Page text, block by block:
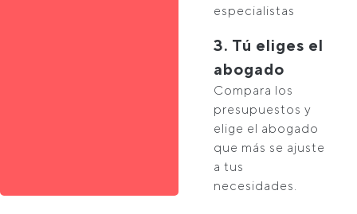
especialistas
3. Tú eliges el
abogado
Compara los
presupuestos y
elige el abogado
que más se ajuste
a tus
necesidades.